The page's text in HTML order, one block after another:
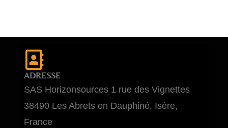
ADRESSE
SAS Horizonsources 1 rue des Vignettes
38490 Les Abrets en Dauphiné, Isère,
France